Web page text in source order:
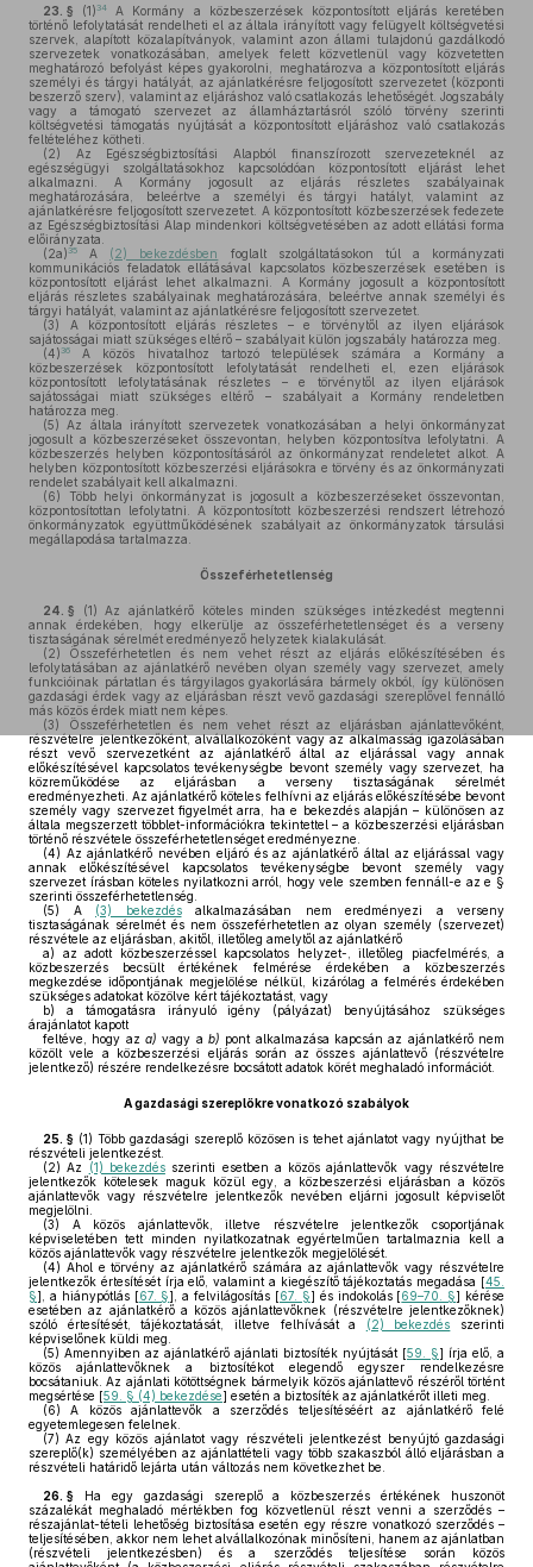
23. § (1)34
A Kormány a közbeszerzések központosított eljárás keretében
történő lefolytatását rendelheti el az általa irányított vagy felügyelt költségvetési
szervek, alapított közalapítványok, valamint azon állami tulajdonú gazdálkodó
szervezetek vonatkozásában, amelyek felett közvetlenül vagy közvetetten
meghatározó befolyást képes gyakorolni, meghatározva a központosított eljárás
személyi és tárgyi hatályát, az ajánlatkérésre feljogosított szervezetet (központi
beszerző szerv), valamint az eljáráshoz való csatlakozás lehetőségét. Jogszabály
vagy a támogató szervezet az államháztartásról szóló törvény szerinti
költségvetési támogatás nyújtását a központosított eljáráshoz való csatlakozás
feltételéhez kötheti.
(2) Az Egészségbiztosítási Alapból finanszírozott szervezeteknél az
egészségügyi szolgáltatásokhoz kapcsolódóan központosított eljárást lehet
alkalmazni. A Kormány jogosult az eljárás részletes szabályainak
meghatározására, beleértve a személyi és tárgyi hatályt, valamint az
ajánlatkérésre feljogosított szervezetet. A központosított közbeszerzések fedezete
az Egészségbiztosítási Alap mindenkori költségvetésében az adott ellátási forma
előirányzata.
(2a) 35 A (2) bekezdésben
foglalt szolgáltatásokon túl a kormányzati
kommunikációs feladatok ellátásával kapcsolatos közbeszerzések esetében is
központosított eljárást lehet alkalmazni. A Kormány jogosult a központosított
eljárás részletes szabályainak meghatározására, beleértve annak személyi és
tárgyi hatályát, valamint az ajánlatkérésre feljogosított szervezetet.
(3) A központosított eljárás részletes – e törvénytől az ilyen eljárások
sajátosságai miatt szükséges eltérő – szabályait külön jogszabály határozza meg.
(4) 36
A közös hivatalhoz tartozó települések számára a Kormány a
közbeszerzések központosított lefolytatását rendelheti el, ezen eljárások
központosított lefolytatásának részletes – e törvénytől az ilyen eljárások
sajátosságai miatt szükséges eltérő – szabályait a Kormány rendeletben
határozza meg.
(5) Az általa irányított szervezetek vonatkozásában a helyi önkormányzat
jogosult a közbeszerzéseket összevontan, helyben központosítva lefolytatni. A
közbeszerzés helyben központosításáról az önkormányzat rendeletet alkot. A
helyben központosított közbeszerzési eljárásokra e törvény és az önkormányzati
rendelet szabályait kell alkalmazni.
(6) Több helyi önkormányzat is jogosult a közbeszerzéseket összevontan,
központosítottan lefolytatni. A központosított közbeszerzési rendszert létrehozó
önkormányzatok együttműködésének szabályait az önkormányzatok társulási
megállapodása tartalmazza.
Összeférhetetlenség
24. § (1) Az ajánlatkérő köteles minden szükséges intézkedést megtenni
annak érdekében, hogy elkerülje az összeférhetetlenséget és a verseny
tisztaságának sérelmét eredményező helyzetek kialakulását.
(2) Összeférhetetlen és nem vehet részt az eljárás előkészítésében és
lefolytatásában az ajánlatkérő nevében olyan személy vagy szervezet, amely
funkcióinak pártatlan és tárgyilagos gyakorlására bármely okból, így különösen
gazdasági érdek vagy az eljárásban részt vevő gazdasági szereplővel fennálló
más közös érdek miatt nem képes.
(3) Összeférhetetlen és nem vehet részt az eljárásban ajánlattevőként,
részvételre jelentkezőként, alvállalkozóként vagy az alkalmasság igazolásában
részt vevő szervezetként az ajánlatkérő által az eljárással vagy annak
előkészítésével kapcsolatos tevékenységbe bevont személy vagy szervezet, ha
közreműködése az eljárásban a verseny tisztaságának sérelmét
eredményezheti. Az ajánlatkérő köteles felhívni az eljárás előkészítésébe bevont
személy vagy szervezet figyelmét arra, ha e bekezdés alapján – különösen az
általa megszerzett többlet-információkra tekintettel – a közbeszerzési eljárásban
történő részvétele összeférhetetlenséget eredményezne.
(4) Az ajánlatkérő nevében eljáró és az ajánlatkérő által az eljárással vagy
annak előkészítésével kapcsolatos tevékenységbe bevont személy vagy
szervezet írásban köteles nyilatkozni arról, hogy vele szemben fennáll-e az e §
szerinti összeférhetetlenség.
(5) A (3) bekezdésalkalmazásában nem eredményezi a verseny
tisztaságának sérelmét és nem összeférhetetlen az olyan személy (szervezet)
részvétele az eljárásban, akitől, illetőleg amelytől az ajánlatkérő
a) az adott közbeszerzéssel kapcsolatos helyzet-, illetőleg piacfelmérés, a
közbeszerzés becsült értékének felmérése érdekében a közbeszerzés
megkezdése időpontjának megjelölése nélkül, kizárólag a felmérés érdekében
szükséges adatokat közölve kért tájékoztatást, vagy
b) a támogatásra irányuló igény (pályázat) benyújtásához szükséges
árajánlatot kapott
feltéve, hogy az a) vagy a b) pont alkalmazása kapcsán az ajánlatkérő nem
közölt vele a közbeszerzési eljárás során az összes ajánlattevő (részvételre
jelentkező) részére rendelkezésre bocsátott adatok körét meghaladó információt.
A gazdasági szereplőkre vonatkozó szabályok
25. § (1) Több gazdasági szereplő közösen is tehet ajánlatot vagy nyújthat be
részvételi jelentkezést.
(2) Az (1) bekezdésszerinti esetben a közös ajánlattevők vagy részvételre
jelentkezők kötelesek maguk közül egy, a közbeszerzési eljárásban a közös
ajánlattevők vagy részvételre jelentkezők nevében eljárni jogosult képviselőt
megjelölni.
(3) A közös ajánlattevők, illetve részvételre jelentkezők csoportjának
képviseletében tett minden nyilatkozatnak egyértelműen tartalmaznia kell a
közös ajánlattevők vagy részvételre jelentkezők megjelölését.
(4) Ahol e törvény az ajánlatkérő számára az ajánlattevők vagy részvételre
jelentkezők értesítését írja elő, valamint a kiegészítő tájékoztatás megadása [45.
§], a hiánypótlás [67. §], a felvilágosítás [67. §] és indokolás [69–70. §] kérése
esetében az ajánlatkérő a közös ajánlattevőknek (részvételre jelentkezőknek)
szóló értesítését, tájékoztatását, illetve felhívását a
(2) bekezdés szerinti
képviselőnek küldi meg.
(5) Amennyiben az ajánlatkérő ajánlati biztosíték nyújtását [59. §] írja elő, a
közös ajánlattevőknek a biztosítékot elegendő egyszer rendelkezésre
bocsátaniuk. Az ajánlati kötöttségnek bármelyik közös ajánlattevő részéről történt
megsértése [59. § (4) bekezdése] esetén a biztosíték az ajánlatkérőt illeti meg.
(6) A közös ajánlattevők a szerződés teljesítéséért az ajánlatkérő felé
egyetemlegesen felelnek.
(7) Az egy közös ajánlatot vagy részvételi jelentkezést benyújtó gazdasági
szereplő(k) személyében az ajánlattételi vagy több szakaszból álló eljárásban a
részvételi határidő lejárta után változás nem következhet be.
26. § Ha egy gazdasági szereplő a közbeszerzés értékének huszonöt
százalékát meghaladó mértékben fog közvetlenül részt venni a szerződés –
részajánlat-tételi lehetőség biztosítása esetén egy részre vonatkozó szerződés –
teljesítésében, akkor nem lehet alvállalkozónak minősíteni, hanem az ajánlatban
(részvételi jelentkezésben) és a szerződés teljesítése során közös